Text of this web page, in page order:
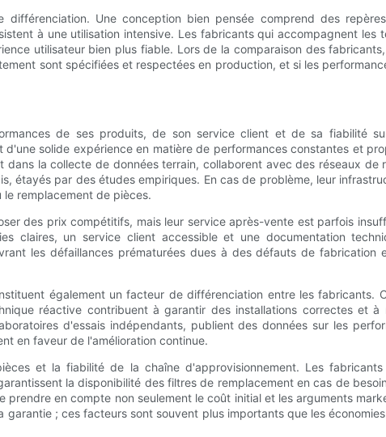
Une conception bien pensée comprend des
à une utilisation intensive. Les fabricants qui accompagnent
utilisateur bien plus fiable. Lors de la comparaison des
sont spécifiées et respectées en production, et si les
de ses produits, de son service client et de sa fiabilité
solide expérience en matière de performances constantes et
la collecte de données terrain, collaborent avec des réseaux
étayés par des études empiriques. En cas de problème, leur
remplacement de pièces.
des prix compétitifs, mais leur service après-vente est parfois
claires, un service client accessible et une documentation
les défaillances prématurées dues à des défauts de
également un facteur de différenciation entre les fabricants.
réactive contribuent à garantir des installations correctes et
d'essais indépendants, publient des données sur les
en faveur de l'amélioration continue.
et la fiabilité de la chaîne d'approvisionnement. Les
la disponibilité des filtres de remplacement en cas de
en compte non seulement le coût initial et les arguments
; ces facteurs sont souvent plus importants que les